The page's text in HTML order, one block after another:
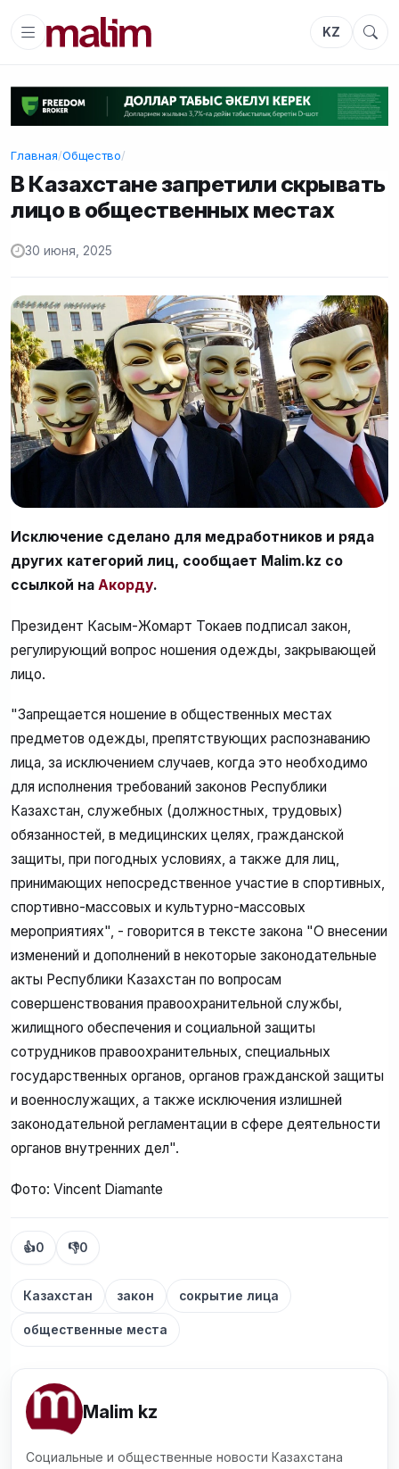
KZ
Главная/Общество/
В Казахстане запретили скрывать
лицо в общественных местах
30 июня, 2025
Исключение сделано для медработников и ряда
других категорий лиц, сообщает Malim.kz со
ссылкой на Акорду.
Президент Касым-Жомарт Токаев подписал закон,
регулирующий вопрос ношения одежды, закрывающей
лицо.
"Запрещается ношение в общественных местах
предметов одежды, препятствующих распознаванию
лица, за исключением случаев, когда это необходимо
для исполнения требований законов Республики
Казахстан, служебных (должностных, трудовых)
обязанностей, в медицинских целях, гражданской
защиты, при погодных условиях, а также для лиц,
принимающих непосредственное участие в спортивных,
спортивно-массовых и культурно-массовых
мероприятиях", - говорится в тексте закона "О внесении
изменений и дополнений в некоторые законодательные
акты Республики Казахстан по вопросам
совершенствования правоохранительной службы,
жилищного обеспечения и социальной защиты
сотрудников правоохранительных, специальных
государственных органов, органов гражданской защиты
и военнослужащих, а также исключения излишней
законодательной регламентации в сфере деятельности
органов внутренних дел".
Фото: Vincent Diamante
👍0 👎0
Казахстан закон сокрытие лица
общественные места
Malim kz
Социальные и общественные новости Казахстана